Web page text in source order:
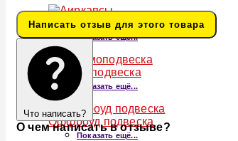
Аиркапсы
Показать ещё...
Пневмоподвеска
Показать ещё...
Оффроуд подвеска
Показать ещё...
Написать отзыв для этого товара
Что написать?
О чем написать в отзыве?